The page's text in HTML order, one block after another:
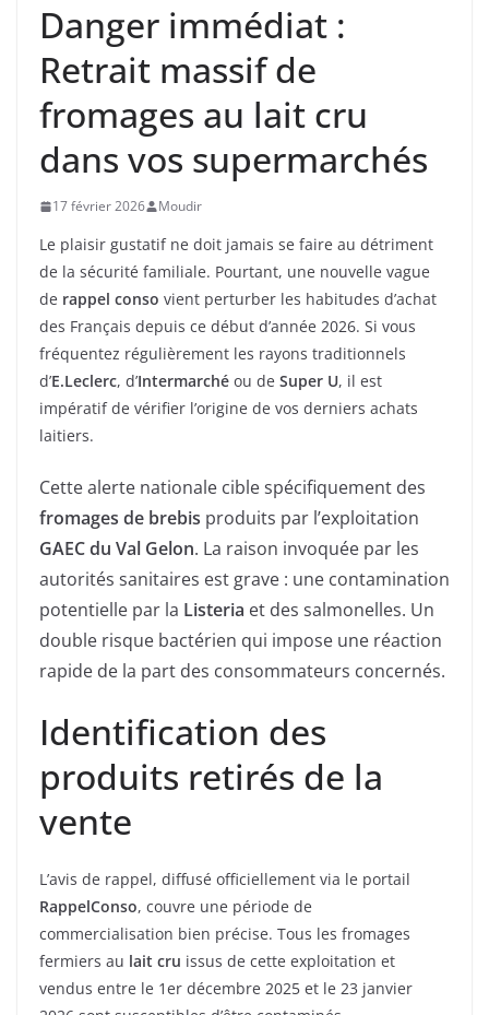
Danger immédiat :
Retrait massif de
fromages au lait cru
dans vos supermarchés
17 février 2026 Moudir
Le plaisir gustatif ne doit jamais se faire au détriment
de la sécurité familiale. Pourtant, une nouvelle vague
de rappel conso vient perturber les habitudes d’achat
des Français depuis ce début d’année 2026. Si vous
fréquentez régulièrement les rayons traditionnels
d’E.Leclerc, d’Intermarché ou de Super U, il est
impératif de vérifier l’origine de vos derniers achats
laitiers.
Cette alerte nationale cible spécifiquement des
fromages de brebis produits par l’exploitation
GAEC du Val Gelon. La raison invoquée par les
autorités sanitaires est grave : une contamination
potentielle par la Listeria et des salmonelles. Un
double risque bactérien qui impose une réaction
rapide de la part des consommateurs concernés.
Identification des
produits retirés de la
vente
L’avis de rappel, diffusé officiellement via le portail
RappelConso, couvre une période de
commercialisation bien précise. Tous les fromages
fermiers au lait cru issus de cette exploitation et
vendus entre le 1er décembre 2025 et le 23 janvier